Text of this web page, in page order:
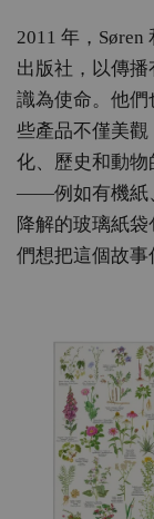
2011 年，Søren
出版社，以傳
識為使命。他
些產品不僅美
化、歷史和動
——例如有機紙
降解的玻璃紙
們想把這個故事